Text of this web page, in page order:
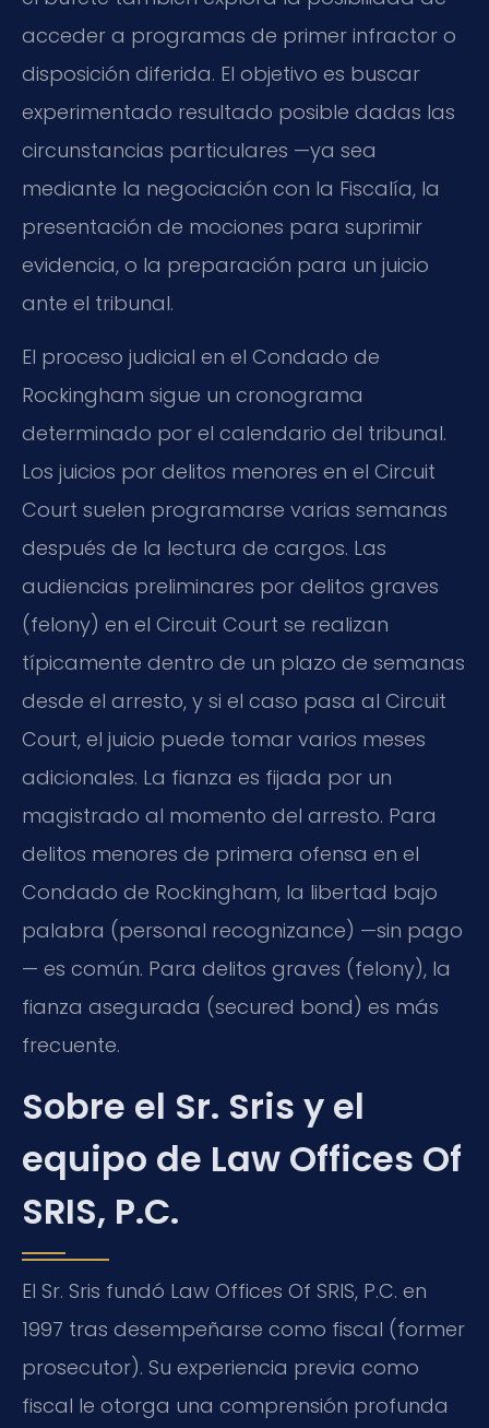
acceder a programas de primer infractor o
disposición diferida. El objetivo es buscar
experimentado resultado posible dadas las
circunstancias particulares —ya sea
mediante la negociación con la Fiscalía, la
presentación de mociones para suprimir
evidencia, o la preparación para un juicio
ante el tribunal.
El proceso judicial en el Condado de
Rockingham sigue un cronograma
determinado por el calendario del tribunal.
Los juicios por delitos menores en el Circuit
Court suelen programarse varias semanas
después de la lectura de cargos. Las
audiencias preliminares por delitos graves
(felony) en el Circuit Court se realizan
típicamente dentro de un plazo de semanas
desde el arresto, y si el caso pasa al Circuit
Court, el juicio puede tomar varios meses
adicionales. La fianza es fijada por un
magistrado al momento del arresto. Para
delitos menores de primera ofensa en el
Condado de Rockingham, la libertad bajo
palabra (personal recognizance) —sin pago
— es común. Para delitos graves (felony), la
fianza asegurada (secured bond) es más
frecuente.
Sobre el Sr. Sris y el
equipo de Law Offices Of
SRIS, P.C.
El Sr. Sris fundó Law Offices Of SRIS, P.C. en
1997 tras desempeñarse como fiscal (former
prosecutor). Su experiencia previa como
fiscal le otorga una comprensión profunda